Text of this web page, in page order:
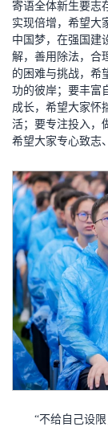
寄语全体新生要志
实现倍增，希望大
中国梦，在强国建
解，善用除法，合
的困难与挑战，希
功的彼岸；要丰富
成长，希望大家怀
活；要专注投入，
希望大家专心致志
“不给自己设